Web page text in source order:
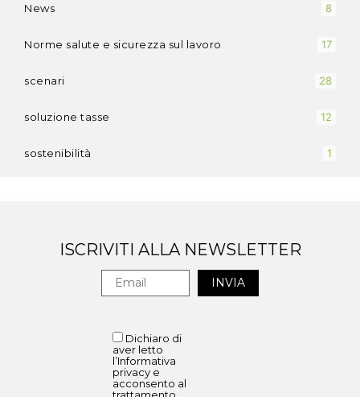
News 8
Norme salute e sicurezza sul lavoro 17
scenari 28
soluzione tasse 12
sostenibilità 1
ISCRIVITI ALLA NEWSLETTER
Dichiaro di
aver letto
l’Informativa
privacy e
acconsento al